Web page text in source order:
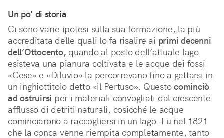
Un po' di storia
Ci sono varie ipotesi sulla sua formazione, la più
accreditata delle quali lo fa risalire ai primi decenni
dell’Ottocento, quando al posto dell’attuale lago
esisteva una pianura coltivata e le acque dei fossi
«Cese» e «Diluvio» la percorrevano fino a gettarsi in
un inghiottitoio detto «il Pertuso». Questocominciò
ad ostruirsi per i materiali convogliati dal crescente
afflusso di detriti naturali, cosicché le acque
cominciarono a raccogliersi in un lago. Fu nel 1821
che la conca venne riempita completamente, tanto